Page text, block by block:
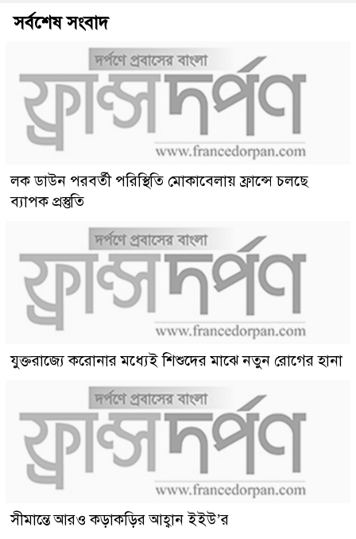
সর্বশেষ সংবাদ
লক ডাউন পরবর্তী পরিস্থিতি মোকাবেলায় ফ্রান্সে চলছে
ব্যাপক প্রস্তুতি
যুক্তরাজ্যে করোনার মধ্যেই শিশুদের মাঝে নতুন রোগের হানা
সীমান্তে আরও কড়াকড়ির আহ্বান ইইউ’র